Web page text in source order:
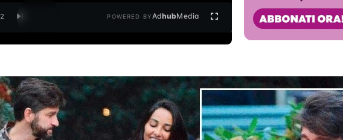
2 POWERED BYAdhubMedia